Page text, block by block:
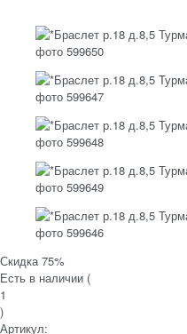
Скидка 75%
Есть в наличии (
1
)
Артикул: